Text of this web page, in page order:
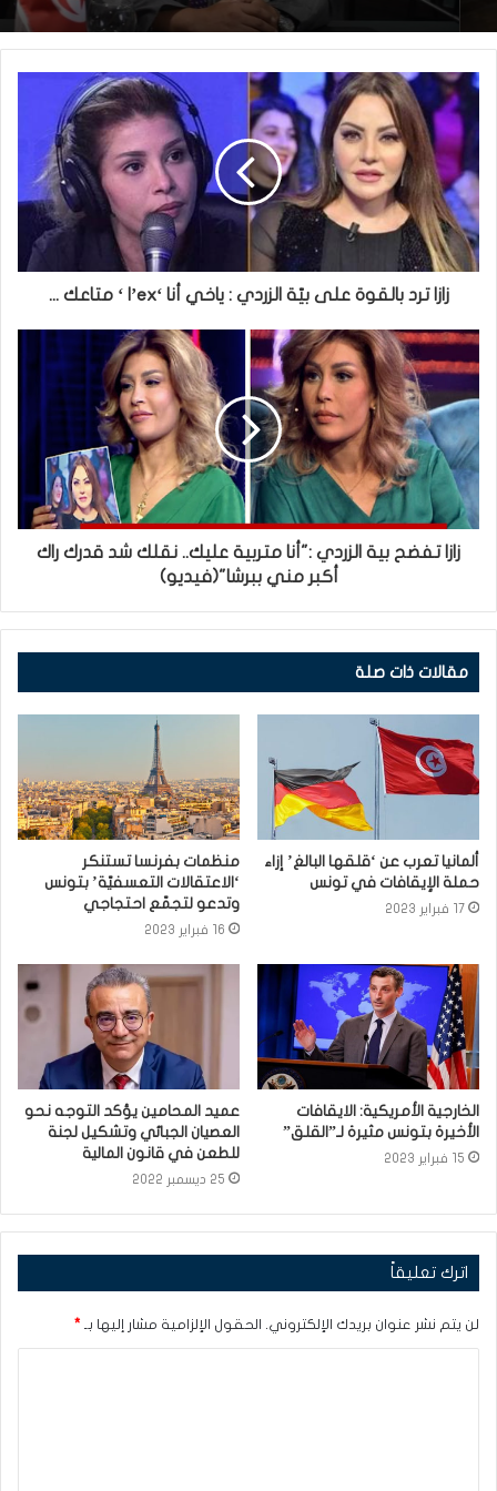
زازا ترد بالقوة على بيّة الزردي : ياخي أنا ‘l’ex ‘ متاعك ...
زازا تفضح بية الزردي :"أنا متربية عليك.. نقلك شد قدرك راك
أكبر مني ببرشا"(فيديو)
مقالات ذات صلة
ألمانيا تعرب عن ‘قلقها البالغ’ إزاء
حملة الإيقافات في تونس
17 فبراير 2023
منظمات بفرنسا تستنكر
‘الاعتقالات التعسفيّة’ بتونس
وتدعو لتجمّع احتجاجي
16 فبراير 2023
الخارجية الأمريكية: الايقافات
الأخيرة بتونس مثيرة لـ”القلق”
15 فبراير 2023
عميد المحامين يؤكد التوجه نحو
العصيان الجبائي وتشكيل لجنة
للطعن في قانون المالية
25 ديسمبر 2022
اترك تعليقاً
لن يتم نشر عنوان بريدك الإلكتروني. الحقول الإلزامية مشار إليها بـ *